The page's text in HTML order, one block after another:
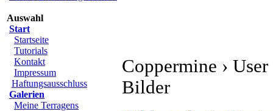
Auswahl
Start
Startseite
Tutorials
Kontakt
Impressum
Haftungsausschluss
Galerien
Meine Terragens
Coppermine ›
Bilder